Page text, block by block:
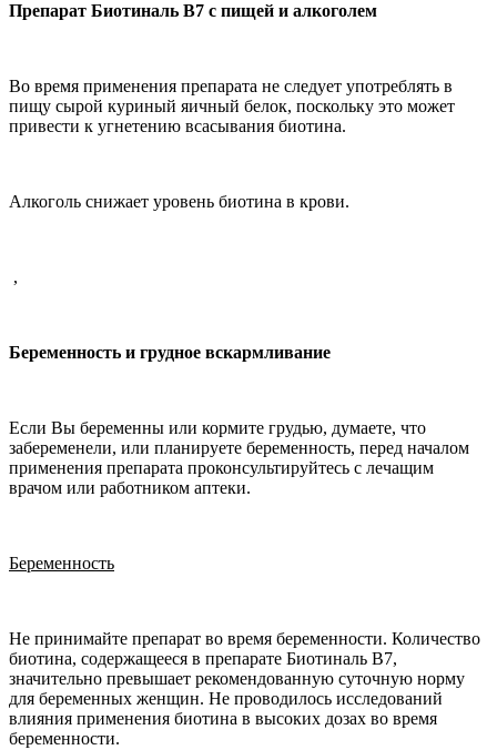
Препарат Биотиналь В7 с пищей и алкоголем
Во время применения препарата не следует употреблять в
пищу сырой куриный яичный белок, поскольку это может
привести к угнетению всасывания биотина.
Алкоголь снижает уровень биотина в крови.
,
Беременность и грудное вскармливание
Если Вы беременны или кормите грудью, думаете, что
забеременели, или планируете беременность, перед началом
применения препарата проконсультируйтесь с лечащим
врачом или работником аптеки.
Беременность
Не принимайте препарат во время беременности. Количество
биотина, содержащееся в препарате Биотиналь В7,
значительно превышает рекомендованную суточную норму
для беременных женщин. Не проводилось исследований
влияния применения биотина в высоких дозах во время
беременности.